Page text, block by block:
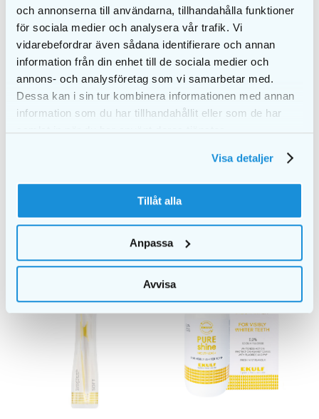
och annonserna till användarna, tillhandahålla funktioner
för sociala medier och analysera vår trafik. Vi
vidarebefordrar även sådana identifierare och annan
information från din enhet till de sociala medier och
annons- och analysföretag som vi samarbetar med.
Dessa kan i sin tur kombinera informationen med annan
information som du har tillhandahållit eller som de har
samlat in när du har använt deras tjänster.
Visa detaljer
Tillåt alla
Anpassa
Avvisa
Tannbørsten har koniske børstestrå som lett når
tennenes mellomrom/approximalrom og som
effektivt fjerner bakterier og plakk.
PURE shine tannbørste har en ergonomisk
design med kraftigere handtak for et bra grep.
Tannbørsten har en tungeskrape på
børstehodets bakside.
Kommer i fargene hvit og gull.
LIGNENDE PRODUKTER